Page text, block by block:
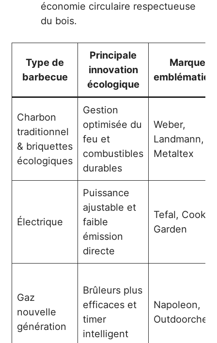
économie circulaire respectueuse
du bois.
Type de
barbecue
Principale
innovation
écologique
Marques
Charbon
traditionnel
& briquettes
écologiques
Gestion
optimisée du
feu et
combustibles
durables
Weber,
Landmann,
Metaltex
Électrique
Puissance
ajustable et
faible
émission
directe
Tefal, Cook’in
Garden
Gaz
nouvelle
génération
Brûleurs plus
efficaces et
timer
intelligent
Napoleon,
Outdoorchef